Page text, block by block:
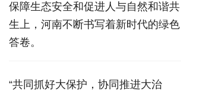
保障生态安全和促进人与自然和谐共
生上，河南不断书写着新时代的绿色
答卷。
“共同抓好大保护，协同推进大治